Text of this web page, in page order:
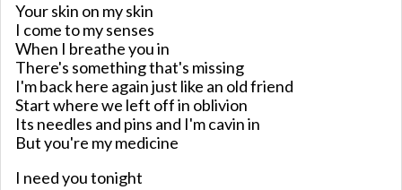
Your skin on my skin
I come to my senses
When I breathe you in
There's something that's missing
I'm back here again just like an old friend
Start where we left off in oblivion
Its needles and pins and I'm cavin in
But you're my medicine
I need you tonight